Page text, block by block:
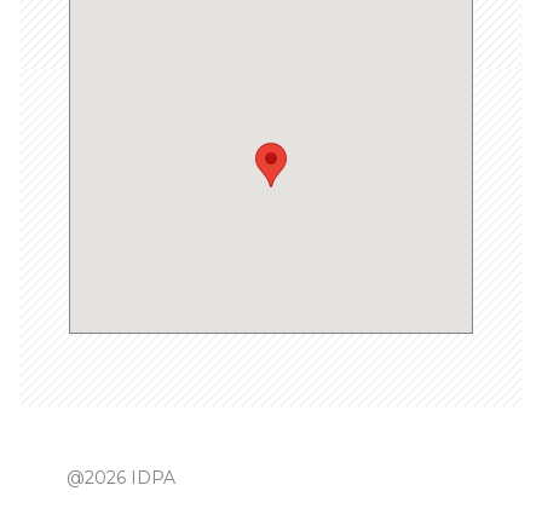
@2026 IDPA